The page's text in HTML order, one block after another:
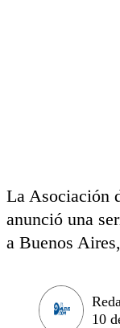
La Asociación
anunció una
a Buenos
10